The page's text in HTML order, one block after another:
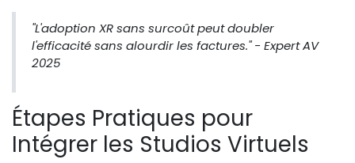
"L'adoption XR sans surcoût peut doubler
l'efficacité sans alourdir les factures." - Expert AV
2025
Étapes Pratiques pour
Intégrer les Studios Virtuels